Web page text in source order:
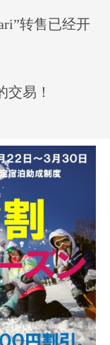
转售已经开
交易！